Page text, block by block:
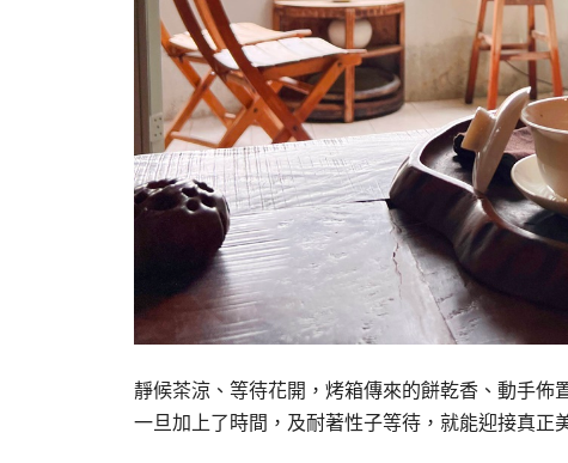
靜候茶涼、等待花開，烤箱傳來的餅乾香、動手佈
一旦加上了時間，及耐著性子等待，就能迎接真正